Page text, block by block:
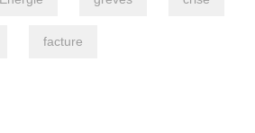
facture